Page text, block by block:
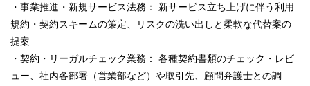
・事業推進・新規サービス法務： 新サービス立ち上げに伴う利用
規約・契約スキームの策定、リスクの洗い出しと柔軟な代替案の
提案
・契約・リーガルチェック業務： 各種契約書類のチェック・レビ
ュー、社内各部署（営業部など）や取引先、顧問弁護士との調